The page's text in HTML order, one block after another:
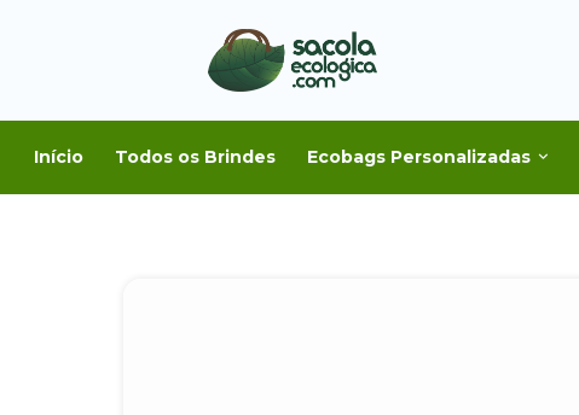
Início Todos os Brindes Ecobags Personalizadas